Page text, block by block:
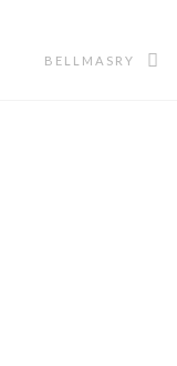
BELLMASRY